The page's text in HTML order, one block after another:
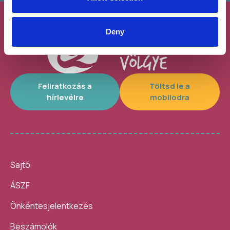
Deny
Feliratkozás a
hírlevélre
Töltsd le a
mobilodra
Sajtó
ÁSZF
Önkéntesjelentkezés
Beszámolók